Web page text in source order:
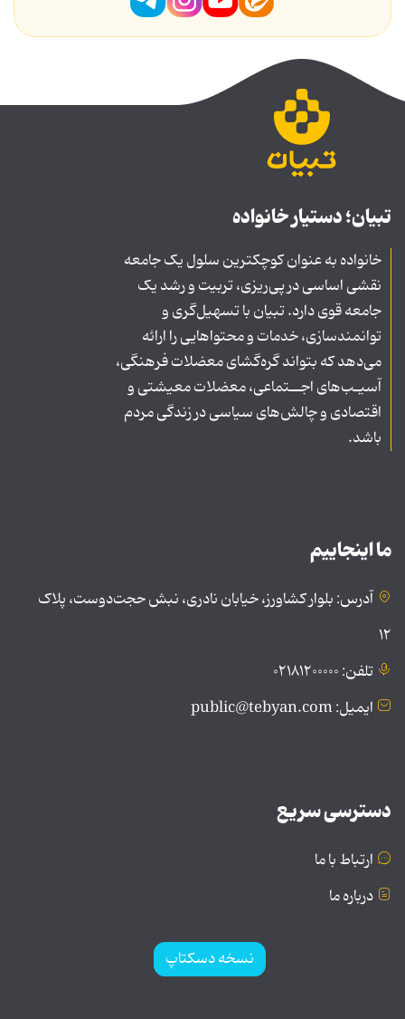
تبیان؛ دستیار خانواده
خانواده به عنوان کوچکترین سلول یک جامعه
نقشی اساسی در پی‌ریزی، تربیت و رشد یک
جامعه قوی دارد. تبیان با تسهیل‌گری و
توانمندسازی، خدمات و محتواهایی را ارائه
می‌دهد که بتواند گره‌گشای معضلات فرهنگی،
آسیـب‌های اجــتماعی، معضلات معیشتی و
اقتصادی و چالش‌های سیاسی در زندگی مردم
باشد.
ما اینجاییم
آدرس: بلوار کشاورز، خیابان نادری، نبش حجت‌دوست، پلاک
۱۲
تلفن: ۰۲۱۸۱۲۰۰۰۰۰
ایمیل: public@tebyan.com
دسترسی سریع
ارتباط با ما
درباره ما
نسخه دسکتاپ